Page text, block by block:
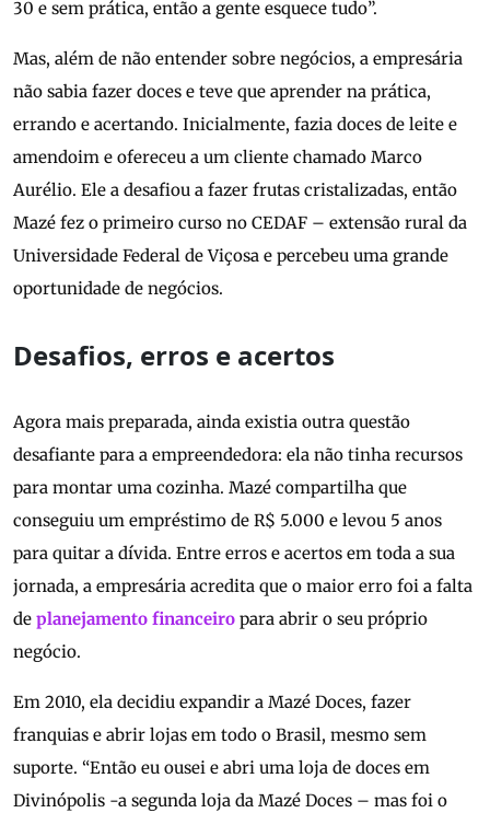
30 e sem prática, então a gente esquece tudo”.
Mas, além de não entender sobre negócios, a empresária
não sabia fazer doces e teve que aprender na prática,
errando e acertando. Inicialmente, fazia doces de leite e
amendoim e ofereceu a um cliente chamado Marco
Aurélio. Ele a desafiou a fazer frutas cristalizadas, então
Mazé fez o primeiro curso no CEDAF – extensão rural da
Universidade Federal de Viçosa e percebeu uma grande
oportunidade de negócios.
Desafios, erros e acertos
Agora mais preparada, ainda existia outra questão
desafiante para a empreendedora: ela não tinha recursos
para montar uma cozinha. Mazé compartilha que
conseguiu um empréstimo de R$ 5.000 e levou 5 anos
para quitar a dívida. Entre erros e acertos em toda a sua
jornada, a empresária acredita que o maior erro foi a falta
de planejamento financeiro para abrir o seu próprio
negócio.
Em 2010, ela decidiu expandir a Mazé Doces, fazer
franquias e abrir lojas em todo o Brasil, mesmo sem
suporte. “Então eu ousei e abri uma loja de doces em
Divinópolis -a segunda loja da Mazé Doces – mas foi o